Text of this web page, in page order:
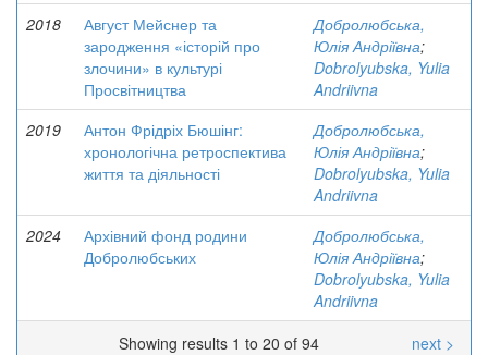
2018
Август Мейснер та
зародження «історій про
злочини» в культурі
Просвітництва
Добролюбська,
Юлія Андріївна;
Dobrolyubska, Yulia
Andriivna
2019
Антон Фрідріх Бюшінг:
хронологічна ретроспектива
життя та діяльності
Добролюбська,
Юлія Андріївна;
Dobrolyubska, Yulia
Andriivna
2024
Архівний фонд родини
Добролюбських
Добролюбська,
Юлія Андріївна;
Dobrolyubska, Yulia
Andriivna
Showing results 1 to 20 of 94
next >